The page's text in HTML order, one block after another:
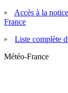
Accès à la
France
Liste complète
Météo-France